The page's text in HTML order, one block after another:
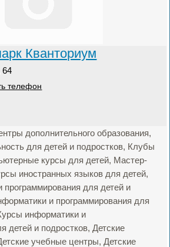
Кванториум
64
телефон
дополнительного образования,
для детей и подростков, Клубы
курсы для детей, Мастер-
иностранных языков для детей,
для детей и
и программирования для
информатики и
детей и подростков, Детские
учебные центры, Детские